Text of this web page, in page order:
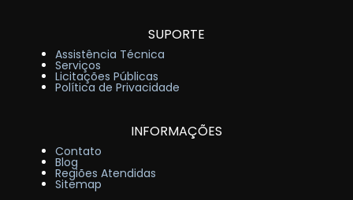
SUPORTE
Assistência Técnica
Serviços
Licitações Públicas
Política de Privacidade
INFORMAÇÕES
Contato
Blog
Regiões Atendidas
Sitemap